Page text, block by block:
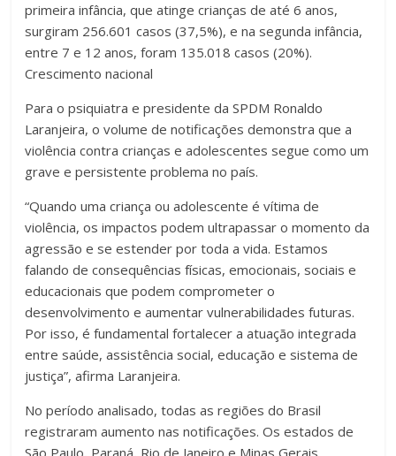
primeira infância, que atinge crianças de até 6 anos,
surgiram 256.601 casos (37,5%), e na segunda infância,
entre 7 e 12 anos, foram 135.018 casos (20%).
Crescimento nacional
Para o psiquiatra e presidente da SPDM Ronaldo
Laranjeira, o volume de notificações demonstra que a
violência contra crianças e adolescentes segue como um
grave e persistente problema no país.
“Quando uma criança ou adolescente é vítima de
violência, os impactos podem ultrapassar o momento da
agressão e se estender por toda a vida. Estamos
falando de consequências físicas, emocionais, sociais e
educacionais que podem comprometer o
desenvolvimento e aumentar vulnerabilidades futuras.
Por isso, é fundamental fortalecer a atuação integrada
entre saúde, assistência social, educação e sistema de
justiça”, afirma Laranjeira.
No período analisado, todas as regiões do Brasil
registraram aumento nas notificações. Os estados de
São Paulo, Paraná, Rio de Janeiro e Minas Gerais